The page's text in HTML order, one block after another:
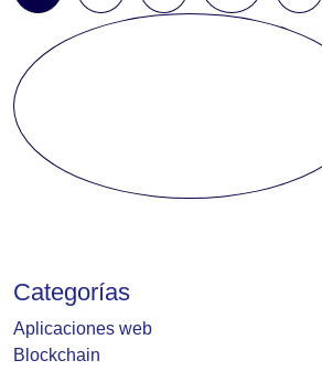
Categorías
Aplicaciones web
Blockchain